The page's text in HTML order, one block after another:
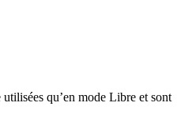
qu’en mode Libre et sont